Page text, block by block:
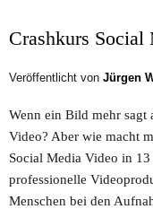
Crashkurs
Veröffentlicht von Jürgen
Wenn ein Bild mehr sagt
Video? Aber wie macht
Social Media Video in
professionelle
Menschen bei den